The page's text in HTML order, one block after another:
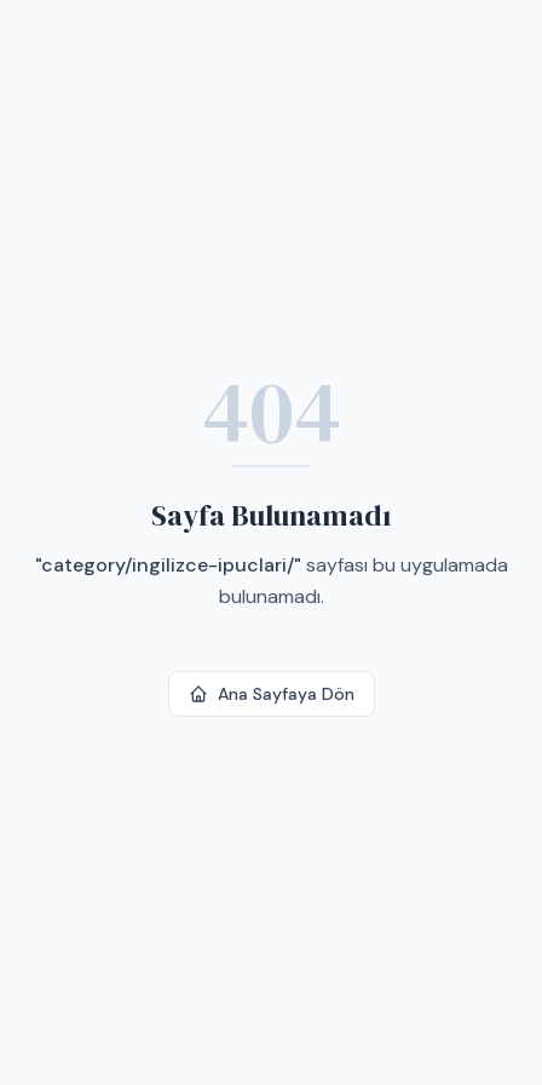
404
Sayfa Bulunamadı
"category/ingilizce-ipuclari/" sayfası bu uygulamada
bulunamadı.
Ana Sayfaya Dön